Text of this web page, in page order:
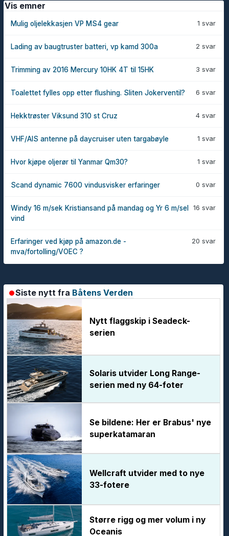
Vis emner
1 svar
Mulig oljelekkasjen VP MS4 gear
2 svar
Lading av baugtruster batteri, vp kamd 300a
3 svar
Trimming av 2016 Mercury 10HK 4T til 15HK
6 svar
Toalettet fylles opp etter flushing. Sliten Jokerventil?
4 svar
Hekktrøster Viksund 310 st Cruz
1 svar
VHF/AIS antenne på daycruiser uten targabøyle
1 svar
Hvor kjøpe oljerør til Yanmar Qm30?
0 svar
Scand dynamic 7600 vindusvisker erfaringer
16 svar
Windy 16 m/sek Kristiansand på mandag og Yr 6 m/sel
vind
20 svar
Erfaringer ved kjøp på amazon.de -
mva/fortolling/VOEC ?
Siste nytt fra Båtens Verden
Nytt flaggskip i Seadeck-
serien
Solaris utvider Long Range-
serien med ny 64-foter
Se bildene: Her er Brabus' nye
superkatamaran
Wellcraft utvider med to nye
33-fotere
Større rigg og mer volum i ny
Oceanis